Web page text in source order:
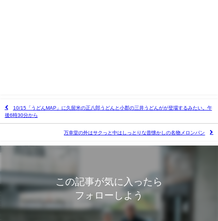
10/15「うどんMAP」に久留米の正八郎うどんと小郡の三井うどんがが登場するみたい。午
後6時30分から
万幸堂の外はサクっと中はしっとりな昔懐かしの名物メロンパン
この記事が気に入ったら
フォローしよう